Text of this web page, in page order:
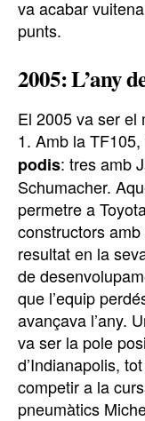
va acabar
punts.
2005: L’any
El 2005 va ser el
1. Amb la
podis: tres amb
Schumacher.
permetre a
constructors
resultat en la
de
que l’equip
avançava l’any.
va ser la pole
d’Indianapolis,
competir a la
pneumàtics